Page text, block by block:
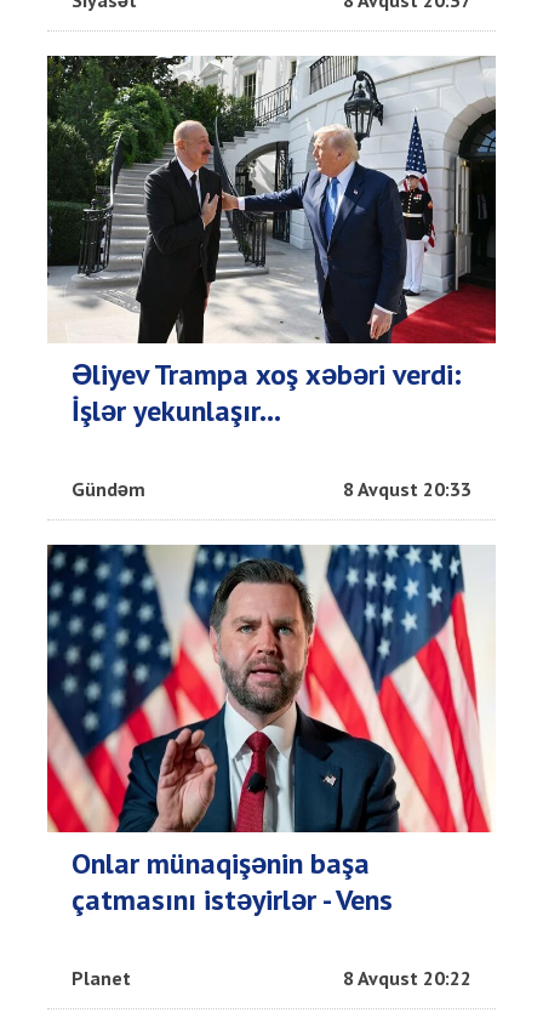
Əliyev Trampa xoş xəbəri verdi:
İşlər yekunlaşır...
Gündəm 8 Avqust 20:33
Onlar münaqişənin başa
çatmasını istəyirlər - Vens
Planet 8 Avqust 20:22